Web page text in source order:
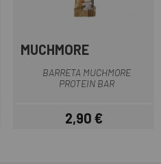
MUCHMORE
BARRETA MUCHMORE
PROTEIN BAR
Preu
2,90 €